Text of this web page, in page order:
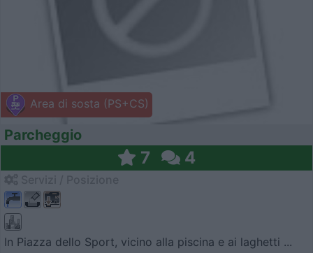
Area di sosta (PS+CS)
Parcheggio
7 4
In Piazza dello Sport, vicino alla piscina e ai laghetti ...